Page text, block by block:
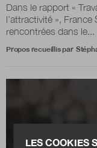
Dans le rapport «
l’attractivité »,
rencontrées dans le...
Propos recueillis par
LES COOKIES